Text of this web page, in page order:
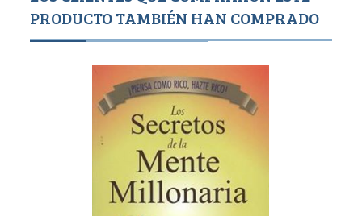
PRODUCTO TAMBIÉN HAN COMPRADO